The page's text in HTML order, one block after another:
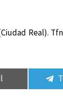
Real).